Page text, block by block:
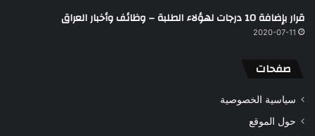
قرار بإضافة 10 درجات لهؤلاء الطلبة – وظائف وأخبار العراق
2020-07-11
صفحات
سياسية الخصوصية
حول الموقع